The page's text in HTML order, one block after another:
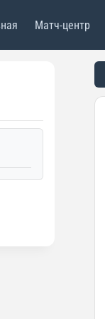
Матч-центр